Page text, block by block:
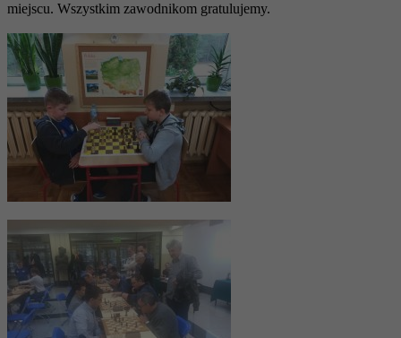
miejscu. Wszystkim zawodnikom gratulujemy.